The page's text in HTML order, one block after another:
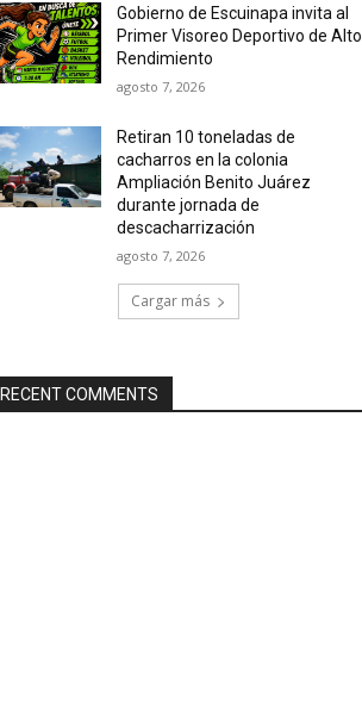
Gobierno de Escuinapa invita al
Primer Visoreo Deportivo de Alto
Rendimiento
agosto 7, 2026
Retiran 10 toneladas de
cacharros en la colonia
Ampliación Benito Juárez
durante jornada de
descacharrización
agosto 7, 2026
Cargar más
RECENT COMMENTS